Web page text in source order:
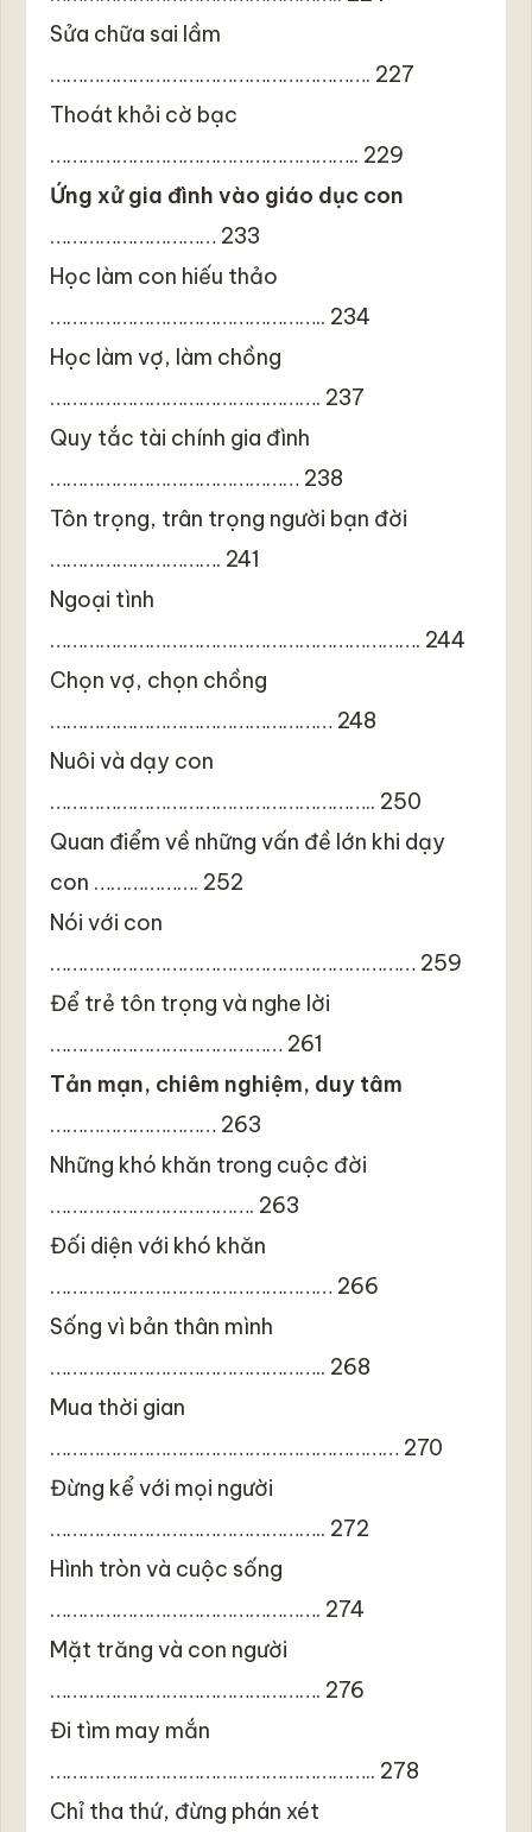
Sửa chữa sai lầm
…………………………………………………. 227
Thoát khỏi cờ bạc
……………………………………………….. 229
Ứng xử gia đình vào giáo dục con
………………………… 233
Học làm con hiếu thảo
………………………………………….. 234
Học làm vợ, làm chồng
…………………………………………. 237
Quy tắc tài chính gia đình
……………………………………… 238
Tôn trọng, trân trọng người bạn đời
…………………………. 241
Ngoại tình
…………………………………………………………. 244
Chọn vợ, chọn chồng
…………………………………………… 248
Nuôi và dạy con
………………………………………………….. 250
Quan điểm về những vấn đề lớn khi dạy
con ………………. 252
Nói với con
………………………………………………………… 259
Để trẻ tôn trọng và nghe lời
…………………………………… 261
Tản mạn, chiêm nghiệm, duy tâm
………………………… 263
Những khó khăn trong cuộc đời
………………………………. 263
Đối diện với khó khăn
…………………………………………… 266
Sống vì bản thân mình
………………………………………….. 268
Mua thời gian
……………………………………………………… 270
Đừng kể với mọi người
………………………………………….. 272
Hình tròn và cuộc sống
…………………………………………. 274
Mặt trăng và con người
…………………………………………. 276
Đi tìm may mắn
………………………………………………….. 278
Chỉ tha thứ, đừng phán xét